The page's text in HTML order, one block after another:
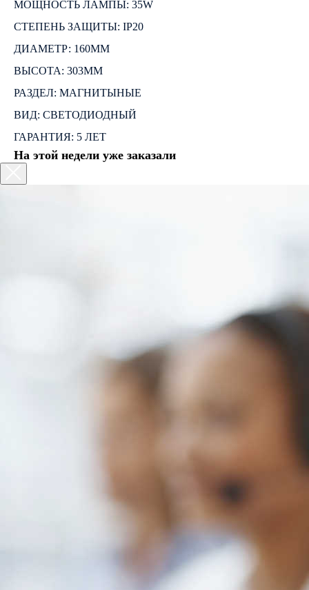
МОЩНОСТЬ ЛАМПЫ: 35W
СТЕПЕНЬ ЗАЩИТЫ: IP20
ДИАМЕТР: 160ММ
ВЫСОТА: 303ММ
РАЗДЕЛ: МАГНИТЫНЫЕ
ВИД: СВЕТОДИОДНЫЙ
ГАРАНТИЯ: 5 ЛЕТ
На этой недели уже заказали